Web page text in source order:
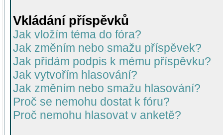
Vkládání příspěvků
Jak vložím téma do fóra?
Jak změním nebo smažu příspěvek?
Jak přidám podpis k mému příspěvku?
Jak vytvořím hlasování?
Jak změním nebo smažu hlasování?
Proč se nemohu dostat k fóru?
Proč nemohu hlasovat v anketě?